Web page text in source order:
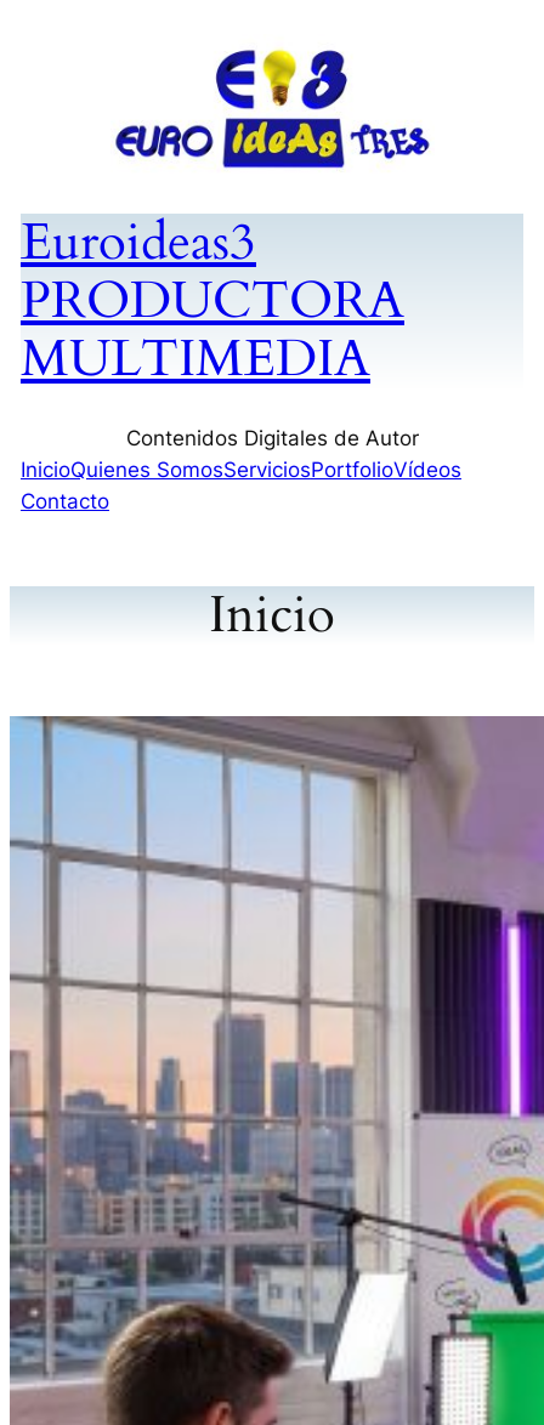
Euroideas3
PRODUCTORA
MULTIMEDIA
Contenidos Digitales de Autor
InicioQuienes SomosServiciosPortfolioVídeos
Contacto
Inicio